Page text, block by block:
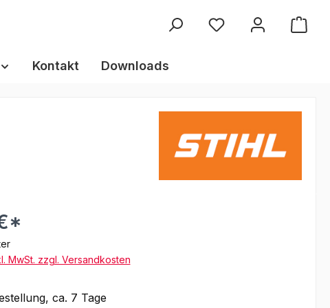
Kontakt Downloads
MwSt. zzgl. Versandkosten
ca. 7 Tage